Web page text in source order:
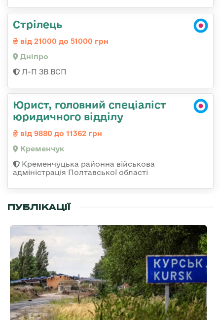
Стрілець
від 21000 до 51000 грн
Дніпро
Л-П ЗВ ВСП
Юрист, головний спеціаліст
юридичного відділу
від 9880 до 11362 грн
Кременчук
Кременчуцька районна військова
адміністрація Полтавської області
ПУБЛІКАЦІЇ